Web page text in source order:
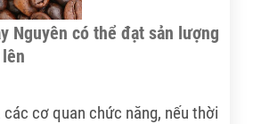
Nguyên có thể đạt sản lượng
cơ quan chức năng, nếu thời